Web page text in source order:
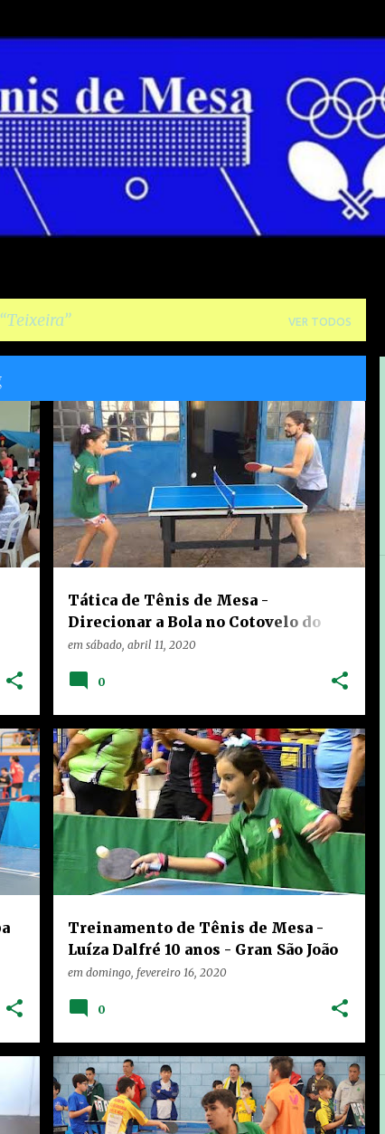
Teixeira VER TODOS
+
Tática de Tênis de Mesa -
Direcionar a Bola no Cotovelo do
Adversário
em sábado, abril 11, 2020
GRAN HOME LIMEIRA TÁTICAS
TEIXEIRA
0
+
Treinamento de Tênis de Mesa -
Luíza Dalfré 10 anos - Gran São João
em domingo, fevereiro 16, 2020
GRAN HOME LIMEIRA NOTÍCIAS
TEIXEIRA +
TREINAMENTO
0
+
HOME LIMEIRA NOTÍCIAS +1